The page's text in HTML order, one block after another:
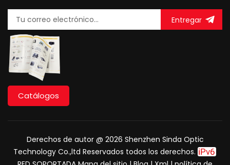
Entregar
Catálogos
Derechos de autor @ 2026 Shenzhen Sinda Optic
Technology Co.,ltd Reservados todos los derechos.